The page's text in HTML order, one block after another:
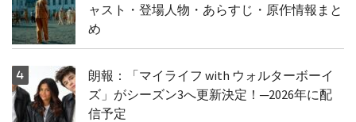
ャスト・登場人物・あらすじ・原作情報まと
め
朗報：「マイライフ with ウォルターボーイ
ズ」がシーズン3へ更新決定！─2026年に配
信予定